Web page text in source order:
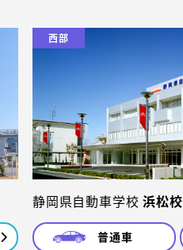
西部
静岡県自動車学校浜松校
普通車